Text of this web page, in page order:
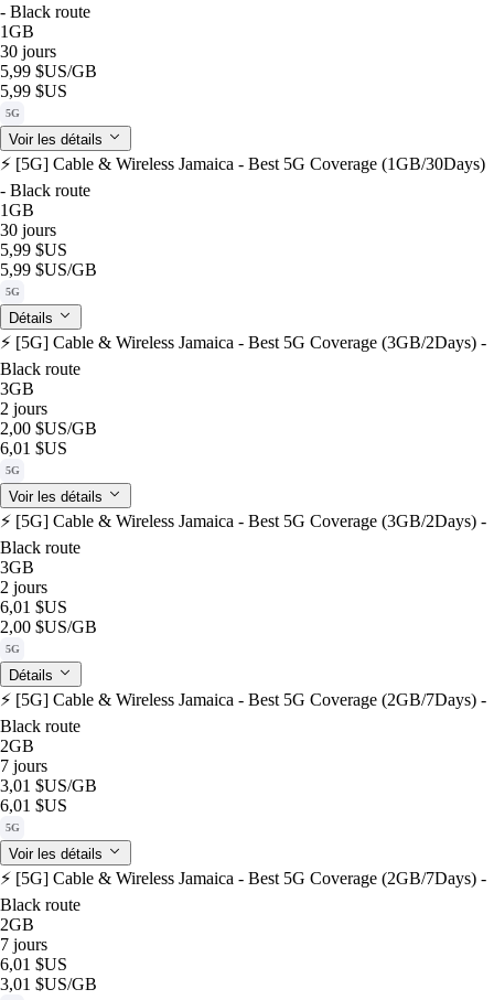
- Black route
1GB
30 jours
5,99 $US/GB
5,99 $US
5G
Voir les détails
⚡️ [5G] Cable & Wireless Jamaica - Best 5G Coverage (1GB/30Days)
- Black route
1GB
30 jours
5,99 $US
5,99 $US/GB
5G
Détails
⚡️ [5G] Cable & Wireless Jamaica - Best 5G Coverage (3GB/2Days) -
Black route
3GB
2 jours
2,00 $US/GB
6,01 $US
5G
Voir les détails
⚡️ [5G] Cable & Wireless Jamaica - Best 5G Coverage (3GB/2Days) -
Black route
3GB
2 jours
6,01 $US
2,00 $US/GB
5G
Détails
⚡️ [5G] Cable & Wireless Jamaica - Best 5G Coverage (2GB/7Days) -
Black route
2GB
7 jours
3,01 $US/GB
6,01 $US
5G
Voir les détails
⚡️ [5G] Cable & Wireless Jamaica - Best 5G Coverage (2GB/7Days) -
Black route
2GB
7 jours
6,01 $US
3,01 $US/GB